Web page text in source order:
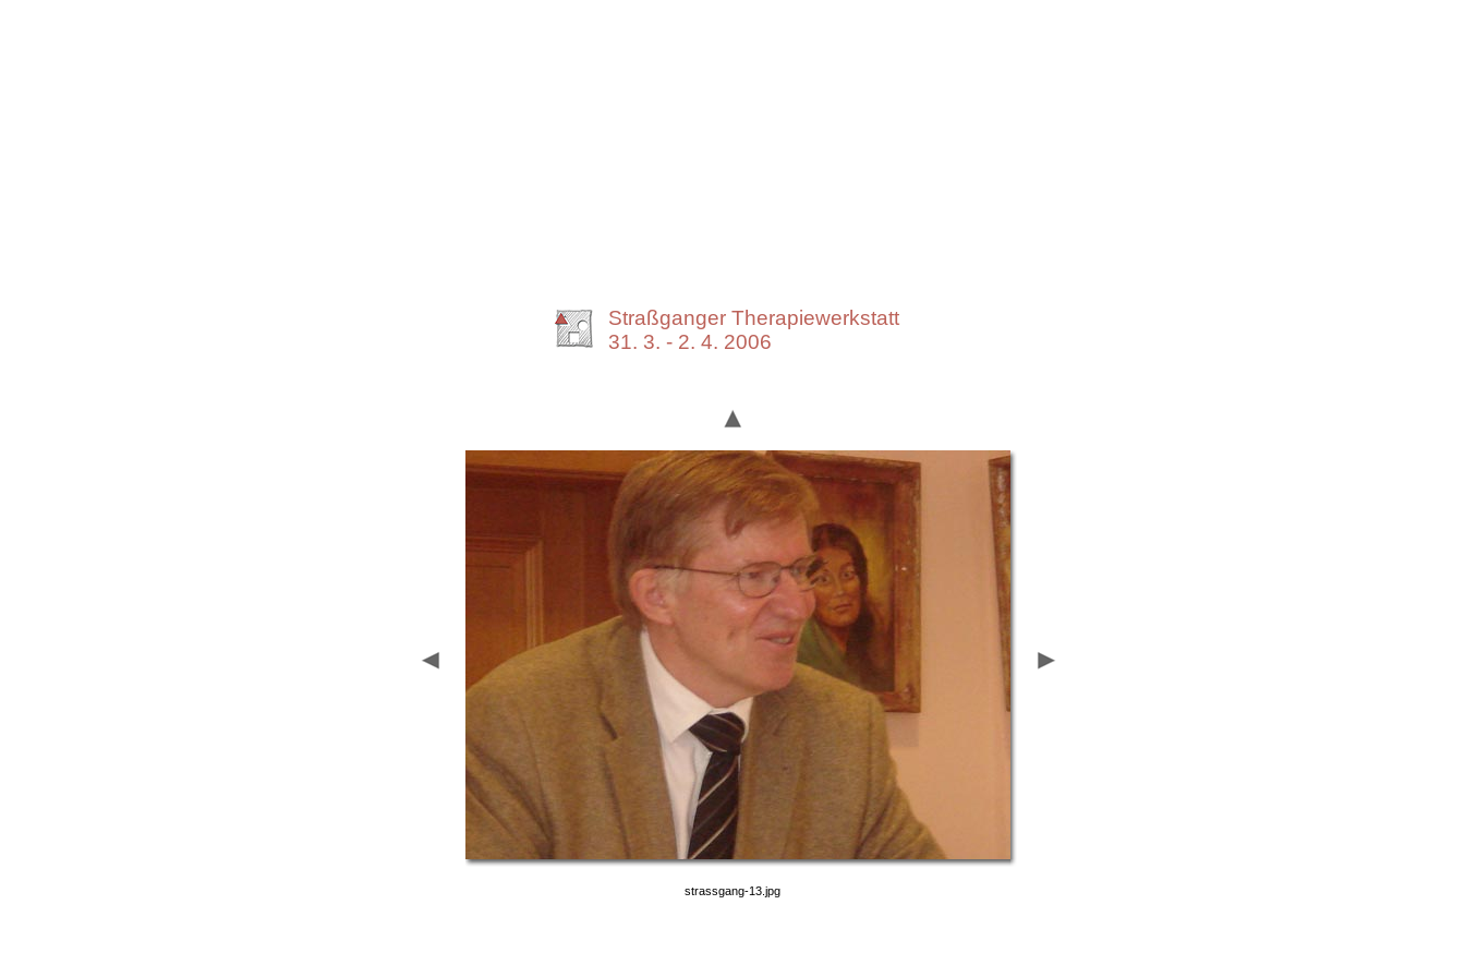
Straßganger Therapiewerkstatt
31. 3. - 2. 4. 2006
strassgang-13.jpg